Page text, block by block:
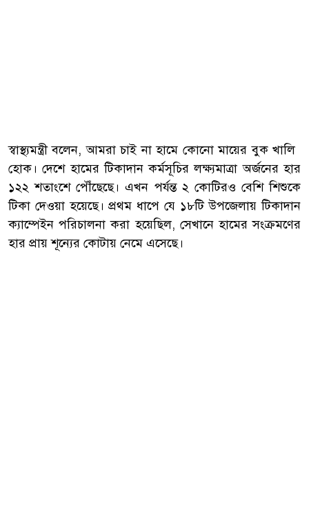
স্বাস্থ্যমন্ত্রী বলেন, আমরা চাই না হামে কোনো মায়ের বুক খালি
হোক। দেশে হামের টিকাদান কর্মসূচির লক্ষ্যমাত্রা অর্জনের হার
১২২ শতাংশে পৌঁছেছে। এখন পর্যন্ত ২ কোটিরও বেশি শিশুকে
টিকা দেওয়া হয়েছে। প্রথম ধাপে যে ১৮টি উপজেলায় টিকাদান
ক্যাম্পেইন পরিচালনা করা হয়েছিল, সেখানে হামের সংক্রমণের
হার প্রায় শূন্যের কোটায় নেমে এসেছে।